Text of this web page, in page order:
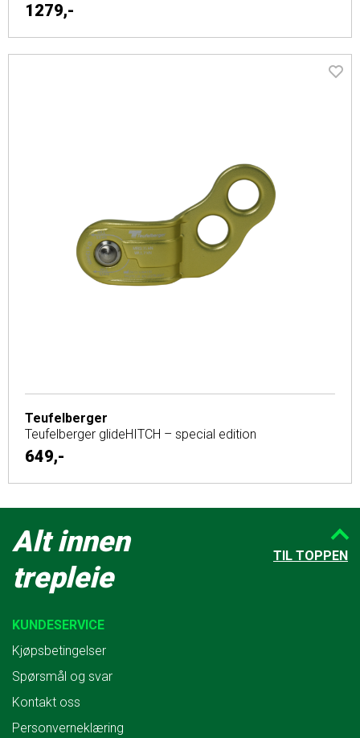
1279,-
Teufelberger
Teufelberger glideHITCH – special edition
649,-
Alt innen
trepleie
KUNDESERVICE
Kjøpsbetingelser
Spørsmål og svar
Kontakt oss
Personverneklæring
TIL TOPPEN